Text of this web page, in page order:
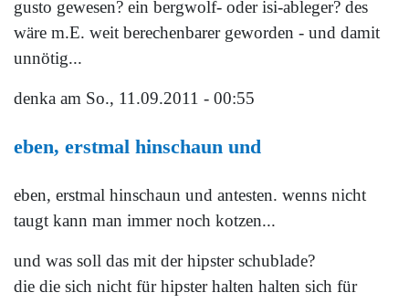
gusto gewesen? ein bergwolf- oder isi-ableger? des
wäre m.E. weit berechenbarer geworden - und damit
unnötig...
denka am So., 11.09.2011 - 00:55
eben, erstmal hinschaun und
eben, erstmal hinschaun und antesten. wenns nicht
taugt kann man immer noch kotzen...
und was soll das mit der hipster schublade?
die die sich nicht für hipster halten halten sich für